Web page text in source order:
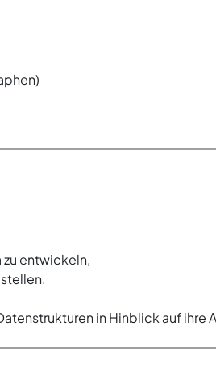
entwickeln,
in Hinblick auf ihre